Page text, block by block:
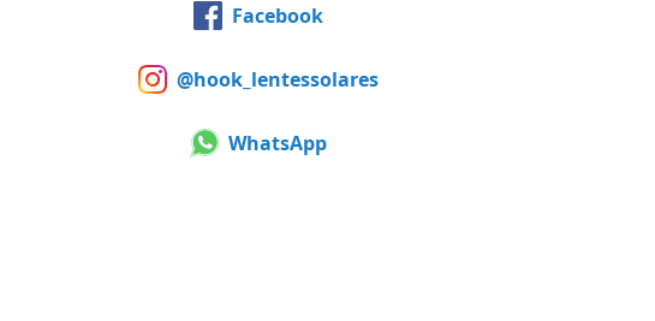
Facebook
@hook_lentessolares
WhatsApp